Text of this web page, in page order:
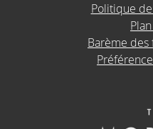
Politique
Barème